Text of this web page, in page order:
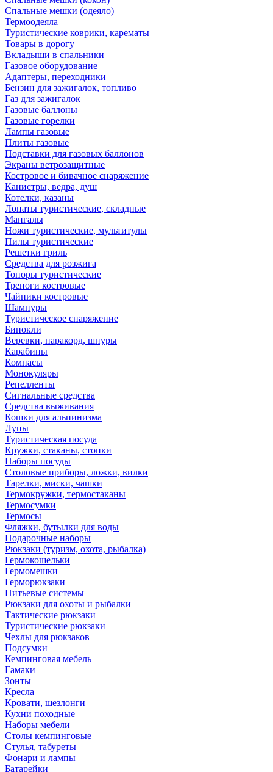
Спальные мешки (одеяло)
Термоодеяла
Туристические коврики, карематы
Товары в дорогу
Вкладыши в спальники
Газовое оборудование
Адаптеры, переходники
Бензин для зажигалок, топливо
Газ для зажигалок
Газовые баллоны
Газовые горелки
Лампы газовые
Плиты газовые
Подставки для газовых баллонов
Экраны ветрозащитные
Костровое и бивачное снаряжение
Канистры, ведра, душ
Котелки, казаны
Лопаты туристические, складные
Мангалы
Ножи туристические, мультитулы
Пилы туристические
Решетки гриль
Средства для розжига
Топоры туристические
Треноги костровые
Чайники костровые
Шампуры
Туристическое снаряжение
Бинокли
Веревки, паракорд, шнуры
Карабины
Компасы
Монокуляры
Репелленты
Сигнальные средства
Средства выживания
Кошки для альпинизма
Лупы
Туристическая посуда
Кружки, стаканы, стопки
Наборы посуды
Столовые приборы, ложки, вилки
Тарелки, миски, чашки
Термокружки, термостаканы
Термосумки
Термосы
Фляжки, бутылки для воды
Подарочные наборы
Рюкзаки (туризм, охота, рыбалка)
Гермокошельки
Гермомешки
Герморюкзаки
Питьевые системы
Рюкзаки для охоты и рыбалки
Тактические рюкзаки
Туристические рюкзаки
Чехлы для рюкзаков
Подсумки
Кемпинговая мебель
Гамаки
Зонты
Кресла
Кровати, шезлонги
Кухни походные
Наборы мебели
Столы кемпинговые
Стулья, табуреты
Фонари и лампы
Батарейки